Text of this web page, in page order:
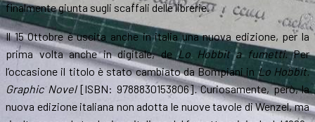
finalmente giunta sugli scaffali delle librerie.
Il 15 Ottobre è uscita anche in italia una nuova edizione, per la
prima volta anche in digitale, deLo Hobbit a fumetti.Per
l’occasione il titolo è stato cambiato da Bompiani in Lo Hobbit.
Graphic Novel[ISBN: 9788830153806].Curiosamente, però, la
nuova edizione italiana non adotta le nuove tavole di Wenzel, ma